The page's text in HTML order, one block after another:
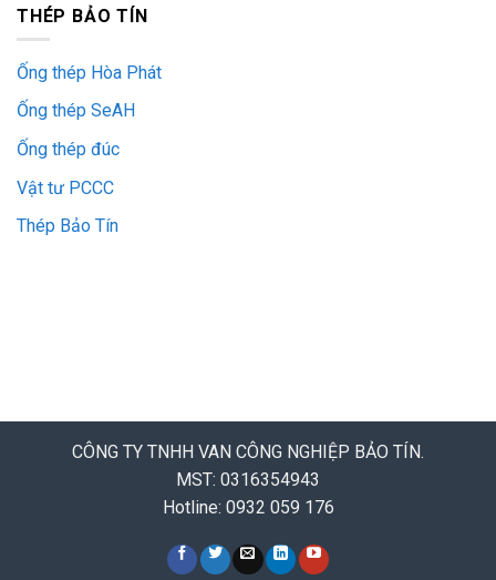
THÉP BẢO TÍN
Ống thép Hòa Phát
Ống thép SeAH
Ống thép đúc
Vật tư PCCC
Thép Bảo Tín
CÔNG TY TNHH VAN CÔNG NGHIỆP BẢO TÍN.
MST: 0316354943
Hotline: 0932 059 176